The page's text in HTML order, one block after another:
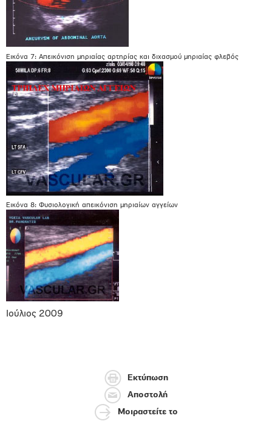
Εικόνα 7: Απεικόνιση μηριαίας αρτηρίας και διχασμού μηριαίας φλεβός
Εικόνα 8: Φυσιολογική απεικόνιση μηριαίων αγγείων
Ιούλιος 2009
Εκτύπωση
Αποστολή
Μοιραστείτε το